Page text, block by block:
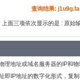
查询结果:
上面三项依次显示的是 : 原始
理地址或域名服务器的IP和
即IP地址的数字化形式，复